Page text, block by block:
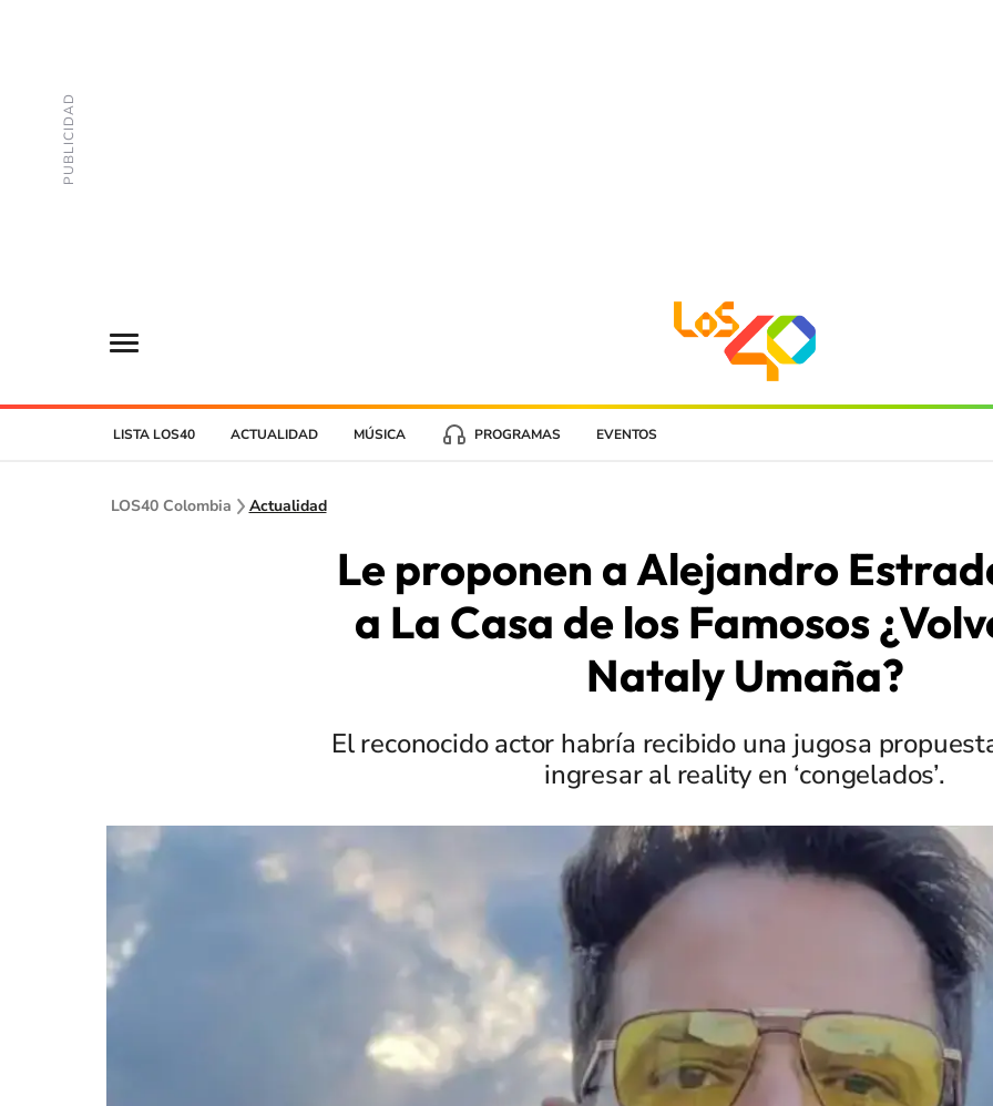
LISTA LOS40 ACTUALIDAD MÚSICA PROGRAMAS EVENTOS
LOS40 Colombia Actualidad
Le proponen a Alejandro
a La Casa de los Famosos
Nataly Umaña?
El reconocido actor habría recibido una jugosa
ingresar al reality en ‘congelados’.